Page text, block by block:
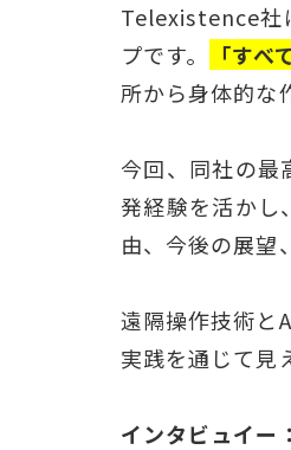
Telexistence社
プです。
「す
所から身体的な
今回、同社の最
発経験を活かし
由、今後の展望
遠隔操作技術と
実践を通じて見
インタビュイー：